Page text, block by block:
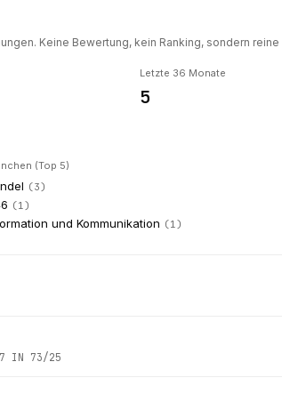
Keine Bewertung, kein Ranking, sondern
Letzte 36 Monate
5
(Top 5)
(3)
(1)
und Kommunikation (1)
IN 73/25